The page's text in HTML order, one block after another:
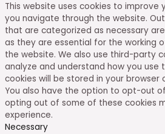
This website uses cookies to improve
you navigate through the website.
that are categorized as necessary
as they are essential for the working
the website. We also use third-party
analyze and understand how you use
cookies will be stored in your browser
You also have the option to opt-out
opting out of some of these cookies
experience.
Necessary